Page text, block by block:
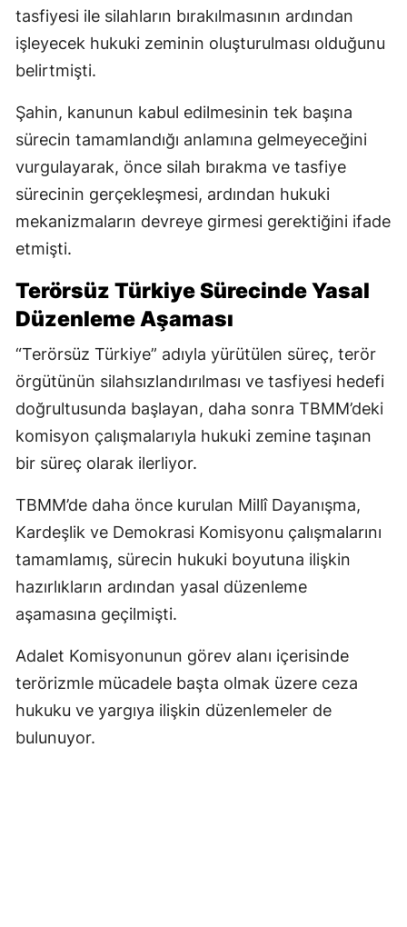
tasfiyesi ile silahların bırakılmasının ardından
işleyecek hukuki zeminin oluşturulması olduğunu
belirtmişti.
Şahin, kanunun kabul edilmesinin tek başına
sürecin tamamlandığı anlamına gelmeyeceğini
vurgulayarak, önce silah bırakma ve tasfiye
sürecinin gerçekleşmesi, ardından hukuki
mekanizmaların devreye girmesi gerektiğini ifade
etmişti.
Terörsüz Türkiye Sürecinde Yasal
Düzenleme Aşaması
“Terörsüz Türkiye” adıyla yürütülen süreç, terör
örgütünün silahsızlandırılması ve tasfiyesi hedefi
doğrultusunda başlayan, daha sonra TBMM’deki
komisyon çalışmalarıyla hukuki zemine taşınan
bir süreç olarak ilerliyor.
TBMM’de daha önce kurulan Millî Dayanışma,
Kardeşlik ve Demokrasi Komisyonu çalışmalarını
tamamlamış, sürecin hukuki boyutuna ilişkin
hazırlıkların ardından yasal düzenleme
aşamasına geçilmişti.
Adalet Komisyonunun görev alanı içerisinde
terörizmle mücadele başta olmak üzere ceza
hukuku ve yargıya ilişkin düzenlemeler de
bulunuyor.